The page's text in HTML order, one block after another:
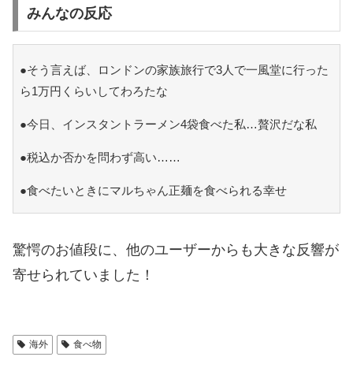
みんなの反応
●そう言えば、ロンドンの家族旅行で3人で一風堂に行った
ら1万円くらいしてわろたな
●今日、インスタントラーメン4袋食べた私…贅沢だな私
●税込か否かを問わず高い……
●食べたいときにマルちゃん正麺を食べられる幸せ
驚愕のお値段に、他のユーザーからも大きな反響が
寄せられていました！
海外 食べ物